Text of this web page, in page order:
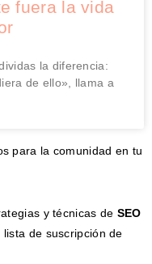
fuera la vida
la diferencia:
de ello», llama a
para la comunidad en tu
y técnicas de SEO
de suscripción de